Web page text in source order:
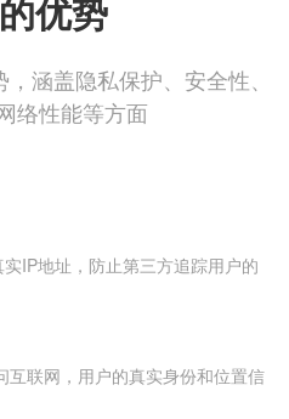
优势
涵盖隐私保护、安全性、
络性能等方面
IP地址，防止第三方追踪用户的
互联网，用户的真实身份和位置信